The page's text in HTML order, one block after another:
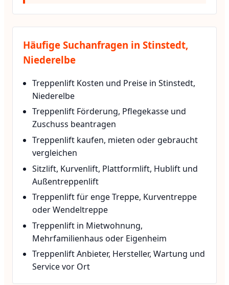
Häufige Suchanfragen in Stinstedt,
Niederelbe
Treppenlift Kosten und Preise in Stinstedt,
Niederelbe
Treppenlift Förderung, Pflegekasse und
Zuschuss beantragen
Treppenlift kaufen, mieten oder gebraucht
vergleichen
Sitzlift, Kurvenlift, Plattformlift, Hublift und
Außentreppenlift
Treppenlift für enge Treppe, Kurventreppe
oder Wendeltreppe
Treppenlift in Mietwohnung,
Mehrfamilienhaus oder Eigenheim
Treppenlift Anbieter, Hersteller, Wartung und
Service vor Ort